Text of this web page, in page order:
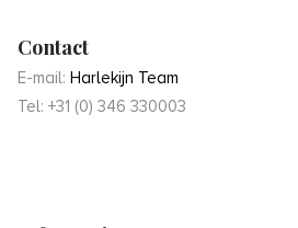
Contact
E-mail: Harlekijn Team
Tel: +31 (0) 346 330003